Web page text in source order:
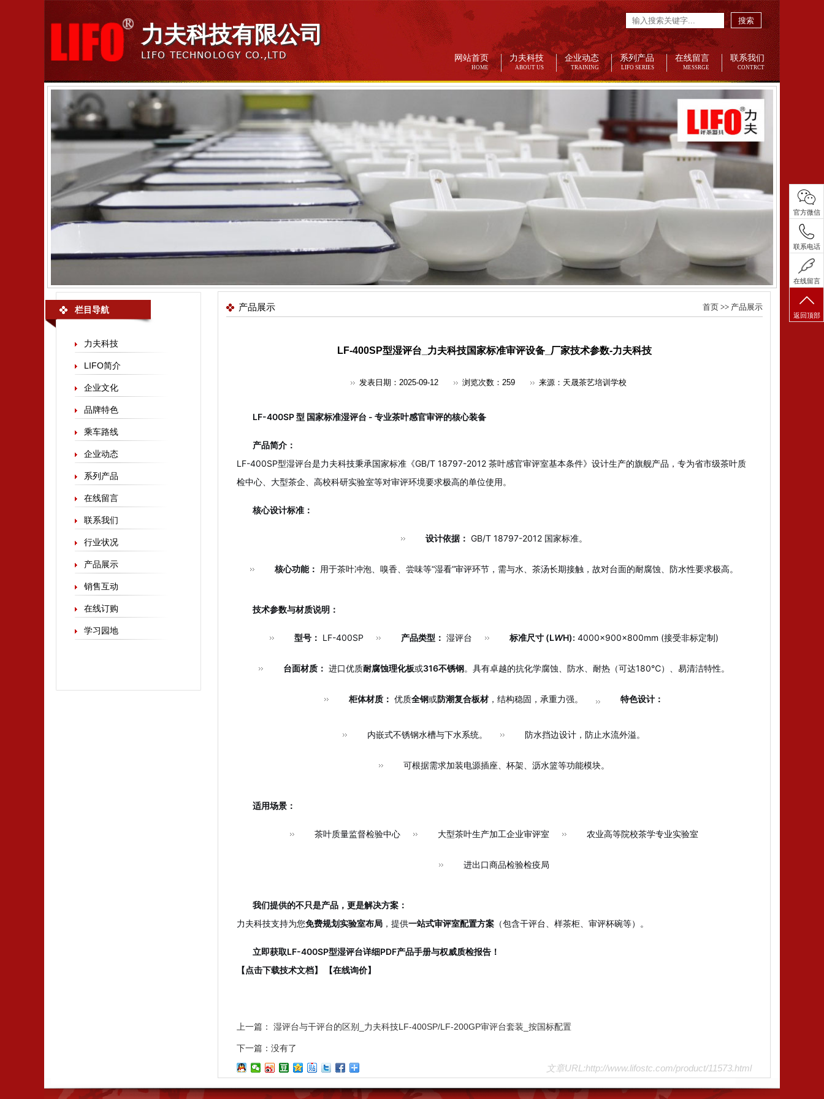
力夫科技有限公司
LIFO TECHNOLOGY CO.,LTD 网站首页
HOME
力夫科技
ABOUT US
企业动态
TRAINING
系列产品
LIFO SERIES
在线留言
MESSRGE
联系我们
CONTRCT
搜索
栏目导航
力夫科技
LIFO简介
企业文化
品牌特色
乘车路线
企业动态
系列产品
在线留言
联系我们
行业状况
产品展示
销售互动
在线订购
学习园地
首页>> 产品展示
产品展示
LF-400SP型湿评台_力夫科技国家标准审评设备_厂家技术参数-力夫科技
发表日期：2025-09-12 浏览次数： 259 来源：天晟茶艺培训学校
LF-400SP 型 国家标准湿评台 - 专业茶叶感官审评的核心装备
产品简介：
LF-400SP型湿评台是力夫科技秉承国家标准《GB/T 18797-2012 茶叶感官审评室基本条件》设计生产的旗舰产品，专为省市级茶叶质
检中心、大型茶企、高校科研实验室等对审评环境要求极高的单位使用。
核心设计标准：
设计依据： GB/T 18797-2012 国家标准。
核心功能： 用于茶叶冲泡、嗅香、尝味等“湿看”审评环节，需与水、茶汤长期接触，故对台面的耐腐蚀、防水性要求极高。
技术参数与材质说明：
型号： LF-400SP 产品类型： 湿评台 标准尺寸 (LWH): 4000×900×800mm (接受非标定制)
台面材质： 进口优质耐腐蚀理化板或316不锈钢。具有卓越的抗化学腐蚀、防水、耐热（可达180℃）、易清洁特性。
柜体材质： 优质全钢或防潮复合板材，结构稳固，承重力强。 特色设计：
内嵌式不锈钢水槽与下水系统。 防水挡边设计，防止水流外溢。
可根据需求加装电源插座、杯架、沥水篮等功能模块。
适用场景：
茶叶质量监督检验中心 大型茶叶生产加工企业审评室 农业高等院校茶学专业实验室
进出口商品检验检疫局
我们提供的不只是产品，更是解决方案：
力夫科技支持为您免费规划实验室布局 ，提供一站式审评室配置方案 （包含干评台、样茶柜、审评杯碗等）。
立即获取LF-400SP型湿评台详细PDF产品手册与权威质检报告！
【点击下载技术文档】 【在线询价】
上一篇： 湿评台与干评台的区别_力夫科技LF-400SP/LF-200GP审评台套装_按国标配置
下一篇：没有了
文章URL:http://www.lifostc.com/product/11573.html
官方微信
联系电话
在线留言
返回顶部